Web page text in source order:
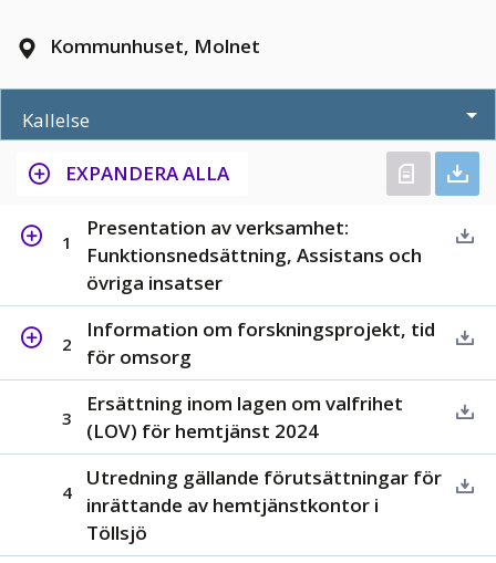
Kommunhuset, Molnet
Kallelse
EXPANDERA ALLA
1
Presentation av verksamhet:
Funktionsnedsättning, Assistans och
övriga insatser
2
Information om forskningsprojekt, tid
för omsorg
3
Ersättning inom lagen om valfrihet
(LOV) för hemtjänst 2024
4
Utredning gällande förutsättningar för
inrättande av hemtjänstkontor i
Töllsjö